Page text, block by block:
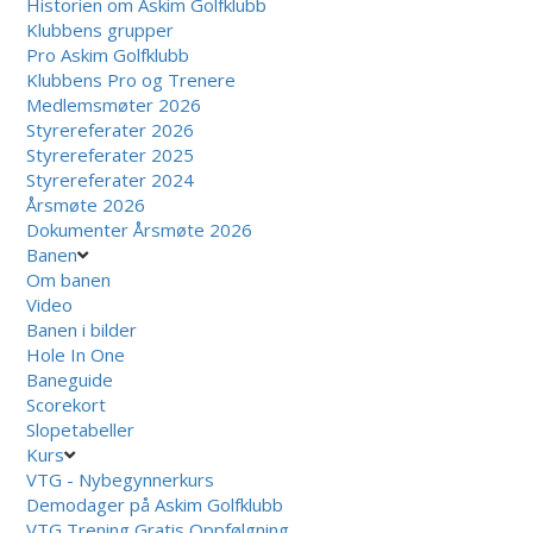
Klubbens grupper
Pro Askim Golfklubb
Klubbens Pro og Trenere
Medlemsmøter 2026
Styrereferater 2026
Styrereferater 2025
Styrereferater 2024
Årsmøte 2026
Dokumenter Årsmøte 2026
Banen
Om banen
Video
Banen i bilder
Hole In One
Baneguide
Scorekort
Slopetabeller
Kurs
VTG - Nybegynnerkurs
Demodager på Askim Golfklubb